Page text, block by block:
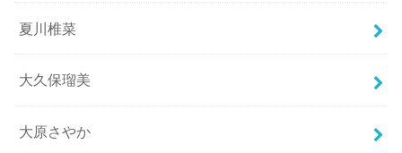
夏川椎菜
大久保瑠美
大原さやか